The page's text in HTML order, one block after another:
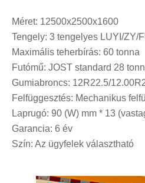
Méret: 12500x2500x1600
Tengely: 3 tengelyes LUYI/ZY/
Maximális teherbírás: 60 tonna
Futómű: JOST standard 28
Gumiabroncs: 12R22.5/
Felfüggesztés: Mechanikus
Laprugó: 90 (W) mm * 13
Garancia: 6 év
Szín: Az ügyfelek választható